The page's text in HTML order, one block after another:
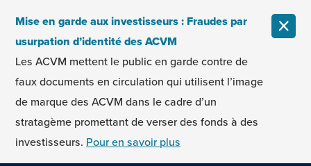
Mise en garde aux investisseurs : Fraudes par
usurpation d’identité des ACVM
Les ACVM mettent le public en garde contre de
faux documents en circulation qui utilisent l’image
de marque des ACVM dans le cadre d’un
stratagème promettant de verser des fonds à des
investisseurs. Pour en savoir plus